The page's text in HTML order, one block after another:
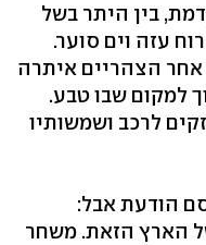
בין היתר בשל
עזה וים סוער.
אחר הצהריים איתרה
למקום שבו טבע.
לרכב ושמשותיו
הודעת אבל:
הארץ הזאת. משחר